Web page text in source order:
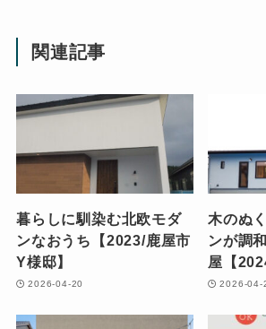
関連記事
暮らしに馴染む北欧モダ
ンなおうち【2023/鹿屋市
Y様邸】
2026-04-20
木のぬ
ンが調
屋【
2026-04-